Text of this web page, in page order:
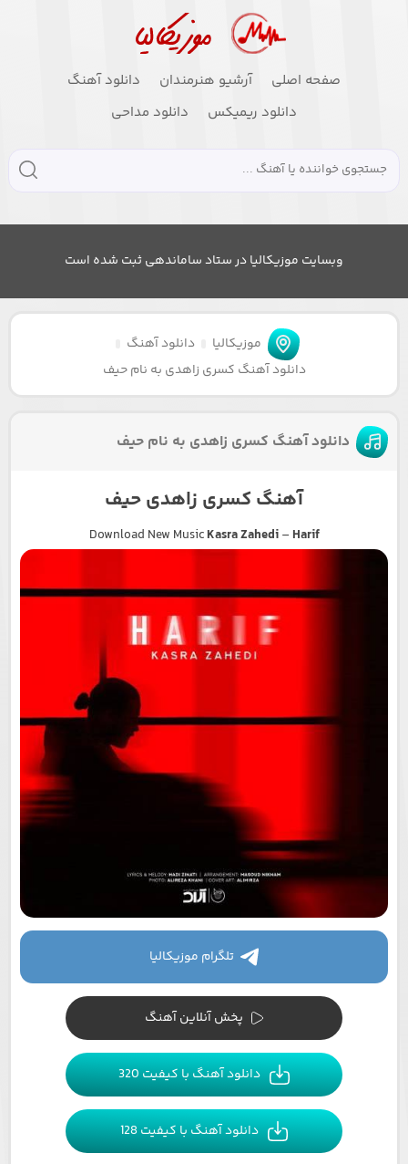
صفحه اصلی آرشیو هنرمندان
دانلود آهنگ
دانلود ریمیکس
دانلود مداحی
وبسایت موزیکالیا در ستاد ساماندهی ثبت شده است
موزیکالیا
دانلود آهنگ
دانلود آهنگ کسری زاهدی به نام حیف
دانلود آهنگ کسری زاهدی به نام حیف
آهنگ کسری زاهدی حیف
Download New MusicKasra Zahedi– Harif
تلگرام موزیکالیا
پخش آنلاین آهنگ
دانلود آهنگ با کیفیت 320
دانلود آهنگ با کیفیت 128